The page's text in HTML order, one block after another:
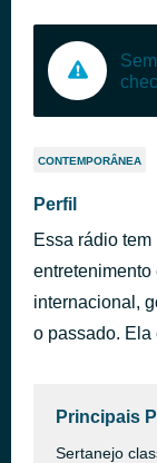
CONTEMPORÂNEA
Perfil
Essa rádio
internacional,
o passado. Ela
Principais
Sertanejo